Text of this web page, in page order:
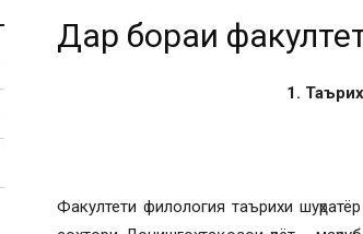
Дар бораи
1.
Факултети филология таърихи